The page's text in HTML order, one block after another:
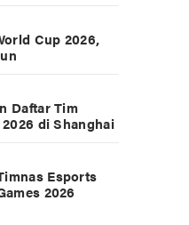
Cup 2026,
Daftar Tim
di Shanghai
Esports
2026